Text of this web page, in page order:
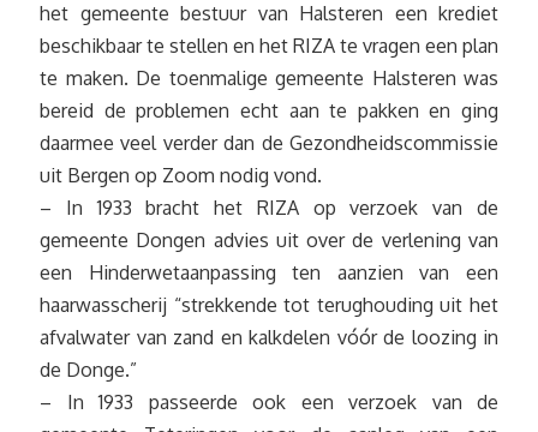
het gemeente bestuur van Halsteren een krediet
beschikbaar te stellen en het RIZA te vragen een plan
te maken. De toenmalige gemeente Halsteren was
bereid de problemen echt aan te pakken en ging
daarmee veel verder dan de Gezondheidscommissie
uit Bergen op Zoom nodig vond.
– In 1933 bracht het RIZA op verzoek van de
gemeente Dongen advies uit over de verlening van
een Hinderwetaanpassing ten aanzien van een
haarwasscherij “strekkende tot terughouding uit het
afvalwater van zand en kalkdelen vóór de loozing in
de Donge.”
– In 1933 passeerde ook een verzoek van de